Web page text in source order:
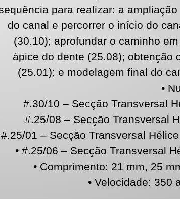
para realizar: a
do canal e percorrer o início do
(30.10); aprofundar o caminho
ápice do dente (25.08); obtenção
(25.01); e modelagem final do
•
#.30/10 – Secção Transversal
#.25/08 – Secção Transversal
#.25/01 – Secção Transversal
• #.25/06 – Secção Transversal
• Comprimento: 21 mm, 25
• Velocidade: 350